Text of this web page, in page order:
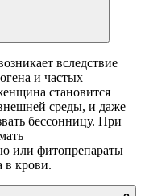
вследствие
и частых
становится
среды, и даже
бессонницу. При
или фитопрепараты
в крови.